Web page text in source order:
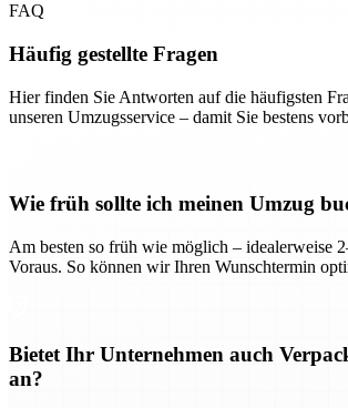
FAQ
Häufig gestellte Fragen
Hier finden Sie Antworten auf die häufigsten
unseren Umzugsservice – damit Sie bestens
Wie früh sollte ich meinen Umzug
Am besten so früh wie möglich – idealerweise
Voraus. So können wir Ihren Wunschtermin
Bietet Ihr Unternehmen auch
an?